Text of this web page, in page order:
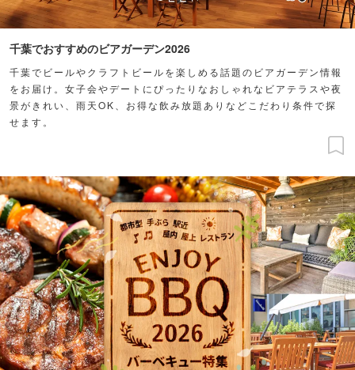
千葉でおすすめのビアガーデン2026
千葉でビールやクラフトビールを楽しめる話題のビアガーデン情報
をお届け。女子会やデートにぴったりなおしゃれなビアテラスや夜
景がきれい、雨天OK、お得な飲み放題ありなどこだわり条件で探
せます。